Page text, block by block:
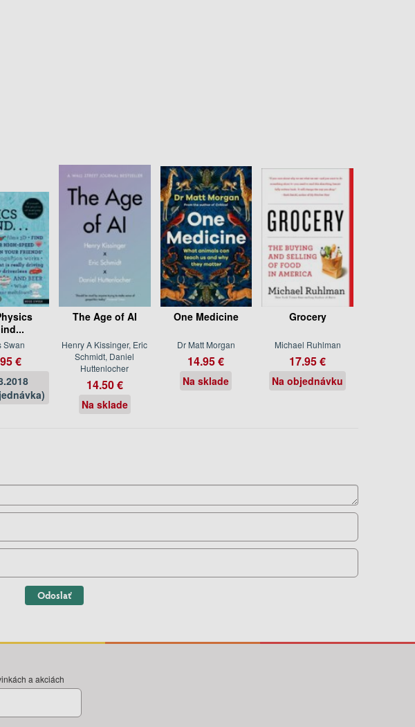
Swan
€
The Age of AI
Henry A Kissinger, Eric
Schmidt, Daniel
Huttenlocher
14.50 €
Na sklade
One Medicine
Dr Matt Morgan
14.95 €
Na sklade
Grocery
Michael Ruhlman
17.95 €
Na objednávku
Odoslať
a akciách